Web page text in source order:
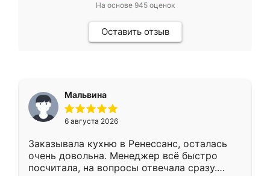
На основе 945оценок
Оставить отзыв
Мальвина
6 августа 2026
Заказывала кухню в Ренессанс, осталась
очень довольна. Менеджер всё быстро
посчитала, на вопросы отвечала сразу.